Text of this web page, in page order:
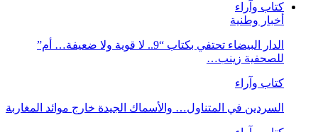
كتاب وآراء
أخبار وطنية
الدار البيضاء تحتفي بكتاب “9.. لا قوية ولا ضعيفة… أم”
للصحفية زينب…
كتاب وآراء
السردين في المتناول… والأسماك الجيدة خارج موائد المغاربة